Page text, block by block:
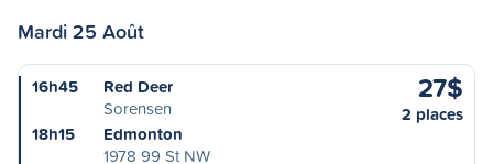
Mardi 25 Août
16h45
Red Deer
Sorensen
18h15
Edmonton
1978 99 St NW
27$
2 places